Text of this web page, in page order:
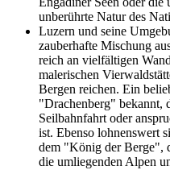
unberührte Natur des
Luzern und seine
zauberhafte Mischung
reich an vielfältigen
malerischen
Bergen reichen. Ein
"Drachenberg" bekannt,
Seilbahnfahrt oder
ist. Ebenso lohnenswert
dem "König der Berge",
die umliegenden Alpen